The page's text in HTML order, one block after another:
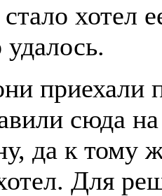
хотел
приехали
сюда
да к тому
Для